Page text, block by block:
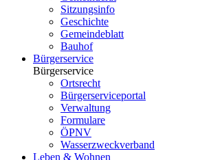
Sitzungsinfo
Geschichte
Gemeindeblatt
Bauhof
Bürgerservice
Bürgerservice
Ortsrecht
Bürgerserviceportal
Verwaltung
Formulare
ÖPNV
Wasserzweckverband
Leben & Wohnen